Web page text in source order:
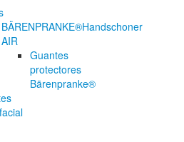
BÄRENPRANKE®Handschoner
AIR
Guantes
protectores
Bärenpranke®